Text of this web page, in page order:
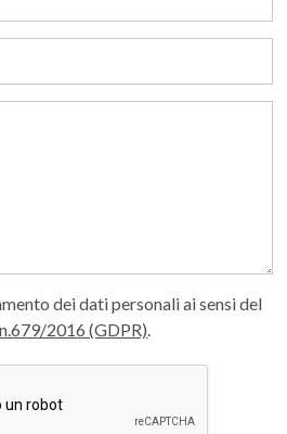
dei dati personali ai sensi del
2016 (GDPR).